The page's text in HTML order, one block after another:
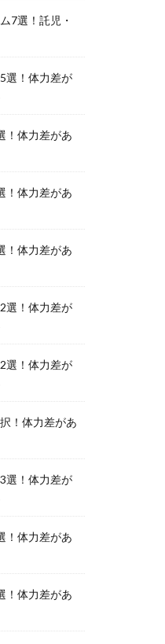
7選！託児・
選！体力差が
！体力差があ
！体力差があ
！体力差があ
選！体力差が
選！体力差が
！体力差があ
選！体力差が
！体力差があ
！体力差があ